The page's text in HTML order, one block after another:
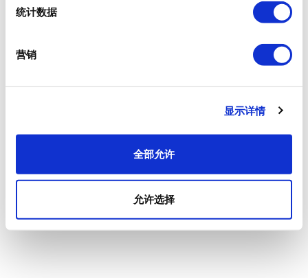
统计数据
营销
显示详情
全部允许
允许选择